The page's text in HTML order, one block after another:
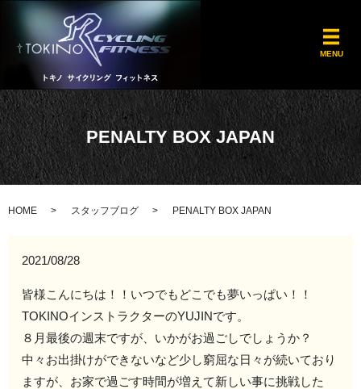
MENU
PENALTY BOX JAPAN
HOME スタッフブログ PENALTY BOX JAPAN
2021/08/28
皆様こんにちは！！いつでもどこでも夢いっぱい！！
TOKINOインストラクターのYUJINです。
８月最後の週末ですが、いかがお過ごしでしょうか？
中々お出掛けができないなど少し窮屈な日々が続いており
ますが、お家で過ごす時間が増えて新しい事に挑戦した